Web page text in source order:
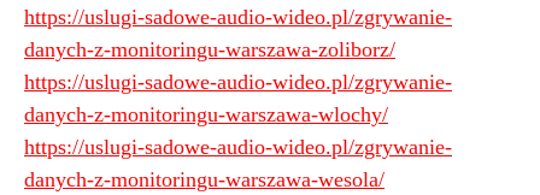
https://uslugi-sadowe-audio-wideo.pl/zgrywanie-
danych-z-monitoringu-warszawa-zoliborz/
https://uslugi-sadowe-audio-wideo.pl/zgrywanie-
danych-z-monitoringu-warszawa-wlochy/
https://uslugi-sadowe-audio-wideo.pl/zgrywanie-
danych-z-monitoringu-warszawa-wesola/